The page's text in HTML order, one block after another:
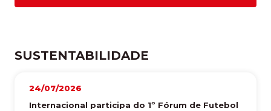
SUSTENTABILIDADE
24/07/2026
Internacional participa do 1º Fórum de Futebol